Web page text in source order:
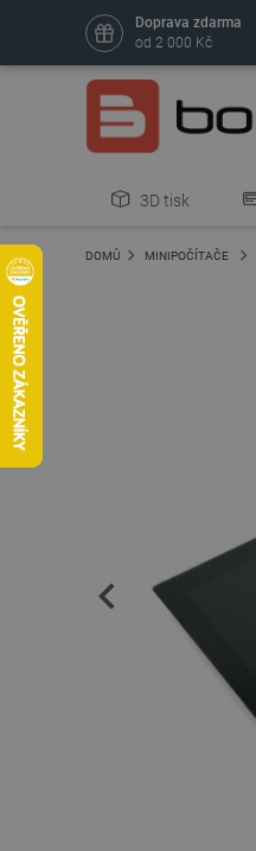
Doprava zdarma
od 2 000 Kč
3D tisk
DOMŮ MINIPOČÍTAČE